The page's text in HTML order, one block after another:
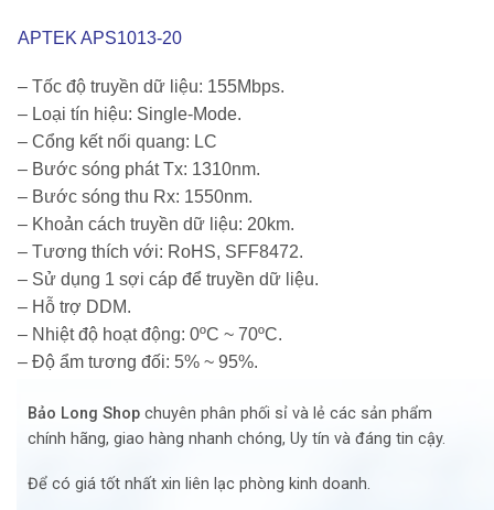
APTEK APS1013-20
– Tốc độ truyền dữ liệu: 155Mbps.
– Loại tín hiệu: Single-Mode.
– Cổng kết nối quang: LC
– Bước sóng phát Tx: 1310nm.
– Bước sóng thu Rx: 1550nm.
– Khoản cách truyền dữ liệu: 20km.
– Tương thích với: RoHS, SFF8472.
– Sử dụng 1 sợi cáp để truyền dữ liệu.
– Hỗ trợ DDM.
– Nhiệt độ hoạt động: 0ºC ~ 70ºC.
– Độ ẩm tương đối: 5% ~ 95%.
Bảo Long Shop chuyên phân phối sỉ và lẻ các sản phẩm
chính hãng, giao hàng nhanh chóng, Uy tín và đáng tin cậy.
Để có giá tốt nhất xin liên lạc phòng kinh doanh.